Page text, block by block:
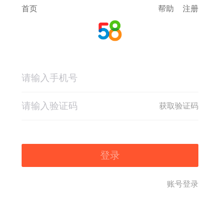
首页 帮助 注册
获取验证码
登录
账号登录